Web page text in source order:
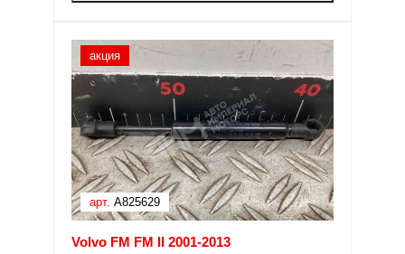
акция
арт. A825629
Volvo FM FM II 2001-2013